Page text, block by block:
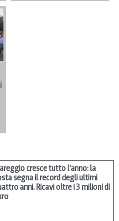
cresce tutto l’anno: la
segna il record degli ultimi
anni. Ricavi oltre i 3 milioni di